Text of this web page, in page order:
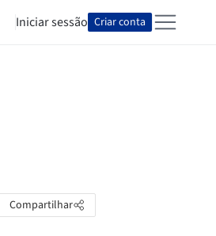
Iniciar sessão Criar conta
Compartilhar